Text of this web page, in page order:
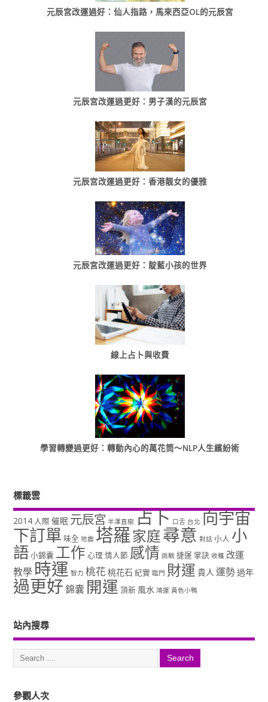
元辰宮改運過好：仙人指路，馬來西亞OL的元辰宮
元辰宮改運過更好：男子漢的元辰宮
元辰宮改運過更好：香港靓女的優雅
元辰宮改運過更好：靛藍小孩的世界
線上占卜與收費
學習轉變過更好：轉動內心的萬花筒～NLP人生繽紛術
標籤雲
2014 人際 催眠 元辰宮 半澤直樹 占卜 口舌 台北 向宇宙
下訂單 味全 地震 塔羅家庭尋意 對話 小人 小
語小錦囊 工作 心理 情人節 感情 挑戰 捷運 掌訣 收穫 改運
教學 時運 智力 桃花 桃花石 紀實 臨門 財運 貴人 運勢過年
過更好錦囊 開運 頂新 風水 鴻運 黃色小鴨
站內搜尋
參觀人次